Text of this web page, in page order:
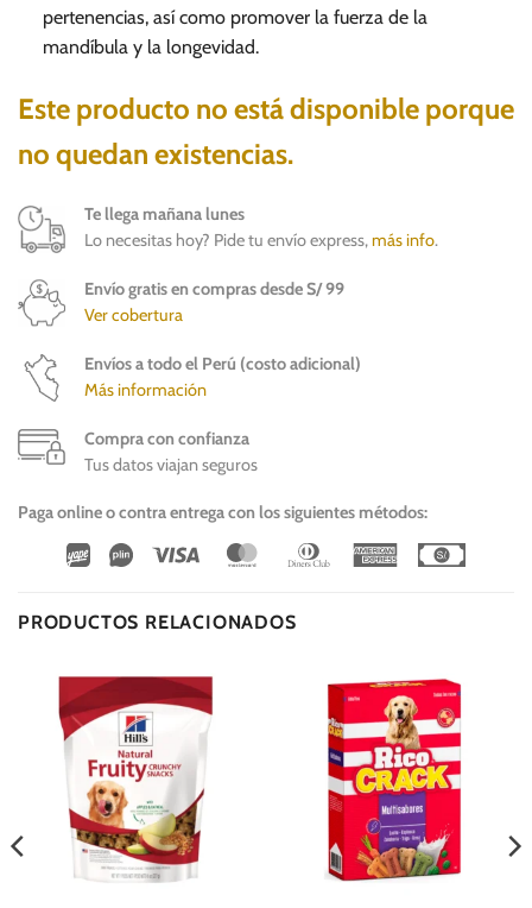
pertenencias, así como promover la fuerza de la
mandíbula y la longevidad.
Este producto no está disponible porque
no quedan existencias.
Te llega mañana lunes
Lo necesitas hoy? Pide tu envío express,más info.
Envío gratis en compras desde S/ 99
Ver cobertura
Envíos a todo el Perú (costo adicional)
Más información
Compra con confianza
Tus datos viajan seguros
Paga online o contra entrega con los siguientes métodos:
Wirecard
Vipps Visa MasterCardDinners
American
PRODUCTOS RELACIONADOS